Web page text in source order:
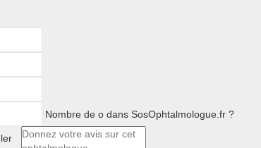
Nombre de o dans SosOphtalmologue.fr ?